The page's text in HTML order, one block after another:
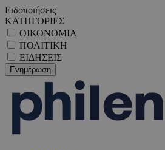
Ειδοποιήσεις
ΚΑΤΗΓΟΡΙΕΣ
ΟΙΚΟΝΟΜΙΑ
ΠΟΛΙΤΙΚΗ
ΕΙΔΗΣΕΙΣ